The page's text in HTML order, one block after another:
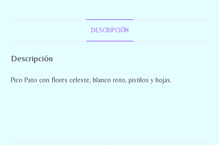
DESCRIPCIÓN
Descripción
Pico Pato con flores celeste, blanco roto, pistilos y hojas.